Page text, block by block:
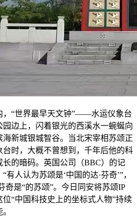
“世界最早天文钟”——水运仪象台
边上，闪着银光的西溪水一蜿蜒向
新城银城智谷。当北宋宰相苏颂正
时，大概不曾想到，千年后他的科
的暗码。英国公司（BBC）的记
人认为苏颂是‘中国的达·芬奇’”，
奇是“的苏颂”。今日同安将苏颂IP
“中国科技史上的坐标式人物”持续